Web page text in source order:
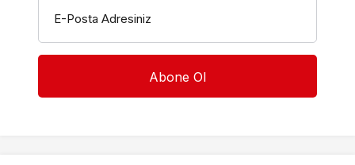
E-Posta Adresiniz